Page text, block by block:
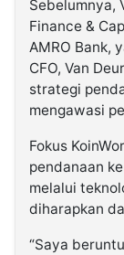
Sebelumnya,
Finance &
AMRO Bank,
CFO, Van
strategi
mengawasi
Fokus
pendanaan
melalui
diharapkan
“Saya